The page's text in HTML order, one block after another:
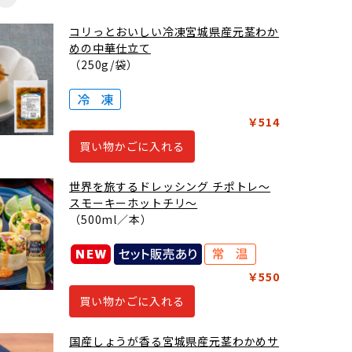
コリっとおいしい冷凍宮城県産元茎わか
めの中華仕立て
（250g/袋）
￥514
買い物かごに入れる
世界を旅するドレッシング チポトレ～
スモーキーホットチリ～
（500ml／本）
￥550
買い物かごに入れる
国産しょうが香る宮城県産元茎わかめサ